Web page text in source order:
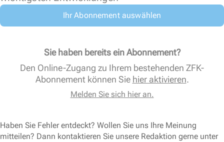
Ihr Abonnement auswählen
Sie haben bereits ein Abonnement?
Den Online-Zugang zu Ihrem bestehenden ZFK-
Abonnement können Sie hier aktivieren.
Melden Sie sich hier an.
Haben Sie Fehler entdeckt? Wollen Sie uns Ihre Meinung
mitteilen? Dann kontaktieren Sie unsere Redaktion gerne unter